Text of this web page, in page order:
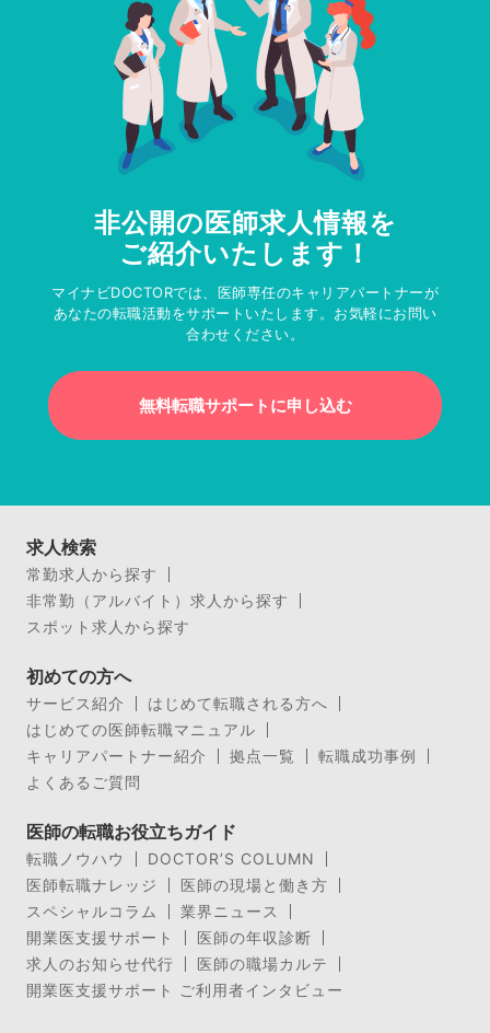
非公開の医師求人情報を
ご紹介いたします！
マイナビDOCTORでは、医師専任のキャリアパートナーが
あなたの転職活動をサポートいたします。お気軽にお問い
合わせください。
無料転職サポートに申し込む
求人検索
常勤求人から探す
非常勤（アルバイト）求人から探す
スポット求人から探す
初めての方へ
サービス紹介
はじめて転職される方へ
はじめての医師転職マニュアル
キャリアパートナー紹介
拠点一覧
転職成功事例
よくあるご質問
医師の転職お役立ちガイド
転職ノウハウ
DOCTOR’S COLUMN
医師転職ナレッジ
医師の現場と働き方
スペシャルコラム
業界ニュース
開業医支援サポート
医師の年収診断
求人のお知らせ代行
医師の職場カルテ
開業医支援サポート ご利用者インタビュー